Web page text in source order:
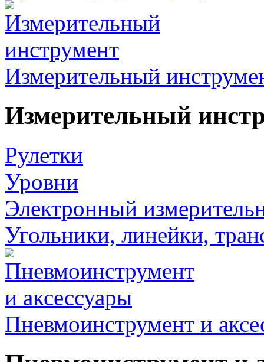
Измерительный
Измерительный
Рулетки
Уровни
Электронный
Угольники, линейки,
Пневмоинструмент и